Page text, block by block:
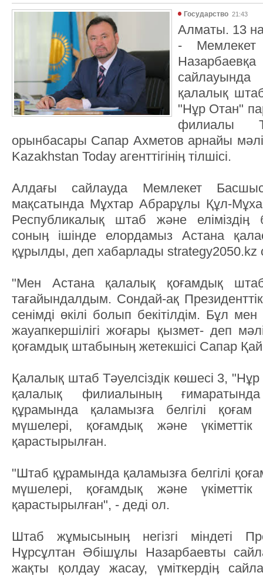
Государство 21:43
Алматы. 13
- Мемлекет
қалалық
"Нұр Отан"
филиалы
орынбасары Сапар Ахметов арнайы
Kazakhstan Today агенттігініӊ тілшісі.
Алдағы сайлауда Мемлекет
мақсатында Мұхтар Абрарұлы Құл-
Республикалық штаб және еліміздіӊ
соныӊ ішінде елордамыз Астана
құрылды, деп хабарлады strategy2050.kz
"Мен Астана қалалық қоғамдық
тағайындалдым. Сондай-ақ
сенімді өкілі болып бекітілдім. Бұл
жауапкершілігі жоғары қызмет- деп
қоғамдық штабыныӊ жетекшісі Сапар
Қалалық штаб Тәуелсіздік көшесі 3,
қалалық филиалыныӊ
құрамында қаламызға белгілі қоғам
мүшелері, қоғамдық және
қарастырылған.
"Штаб құрамында қаламызға белгілі
мүшелері, қоғамдық және
қарастырылған", - деді ол.
Штаб жұмысыныӊ негізгі міндеті
Нұрсұлтан Әбішұлы Назарбаевты
жақты қолдау жасау, үміткердіӊ